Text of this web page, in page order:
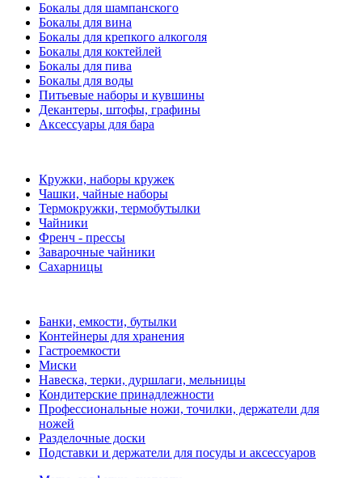
Бокалы для шампанского
Бокалы для вина
Бокалы для крепкого алкоголя
Бокалы для коктейлей
Бокалы для пива
Бокалы для воды
Питьевые наборы и кувшины
Декантеры, штофы, графины
Аксессуары для бара
Кружки, наборы кружек
Чашки, чайные наборы
Термокружки, термобутылки
Чайники
Френч - прессы
Заварочные чайники
Сахарницы
Банки, емкости, бутылки
Контейнеры для хранения
Гастроемкости
Миски
Навеска, терки, дуршлаги, мельницы
Кондитерские принадлежности
Профессиональные ножи, точилки, держатели для
ножей
Разделочные доски
Подставки и держатели для посуды и аксессуаров